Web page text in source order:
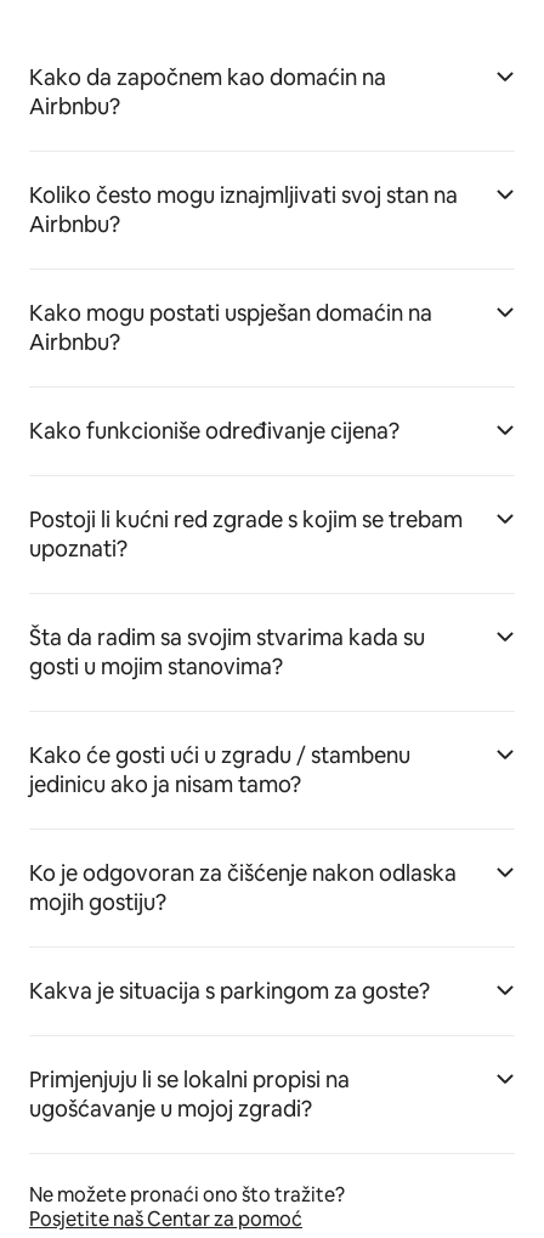
Kako da započnem kao domaćin na
Airbnbu?
Koliko često mogu iznajmljivati svoj stan na
Airbnbu?
Kako mogu postati uspješan domaćin na
Airbnbu?
Kako funkcioniše određivanje cijena?
Postoji li kućni red zgrade s kojim se trebam
upoznati?
Šta da radim sa svojim stvarima kada su
gosti u mojim stanovima?
Kako će gosti ući u zgradu / stambenu
jedinicu ako ja nisam tamo?
Ko je odgovoran za čišćenje nakon odlaska
mojih gostiju?
Kakva je situacija s parkingom za goste?
Primjenjuju li se lokalni propisi na
ugošćavanje u mojoj zgradi?
Ne možete pronaći ono što tražite?
Posjetite naš Centar za pomoć